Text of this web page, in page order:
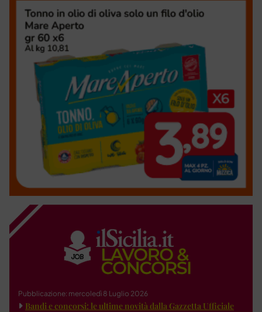
Pubblicazione: mercoledì 8 Luglio 2026
Bandi e concorsi: le ultime novità dalla Gazzetta Ufficiale